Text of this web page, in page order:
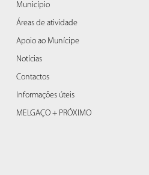
Município
Áreas de atividade
Apoio ao Munícipe
Notícias
Contactos
Informações úteis
MELGAÇO + PRÓXIMO